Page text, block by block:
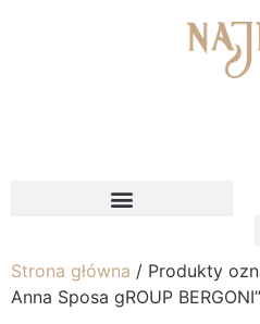
Strona główna / Produkty
Anna Sposa gROUP BERGONI”